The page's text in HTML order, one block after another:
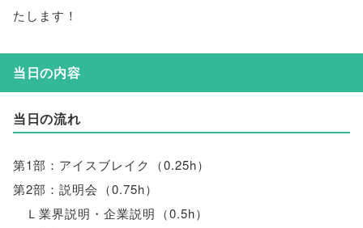
たします！
当日の内容
当日の流れ
第1部：アイスブレイク （0.25h）
第2部：説明会 （0.75h）
Ｌ業界説明・企業説明 （0.5h）